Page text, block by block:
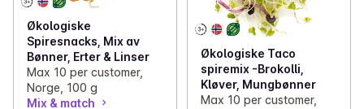
Økologiske
Spiresnacks, Mix av
Bønner, Erter & Linser
Max 10 per customer,
Norge, 100 g
Mix & match
Økologiske Taco
spiremix -Brokolli,
Kløver, Mungbønner
Max 10 per customer,